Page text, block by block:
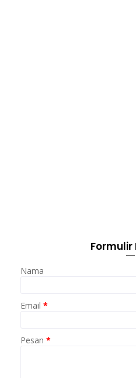
Formulir
Nama
Email *
Pesan *